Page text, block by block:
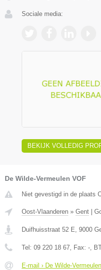
Sociale media:
BEKIJK VOLLEDIG
De Wilde-Vermeulen VOF
Niet gevestigd in de plaats
Oost-Vlaanderen » Gent
Duifhuisstraat 52 E, 9000
Tel: 09 220 18 67, Fax: -,
E-mail › De Wilde-